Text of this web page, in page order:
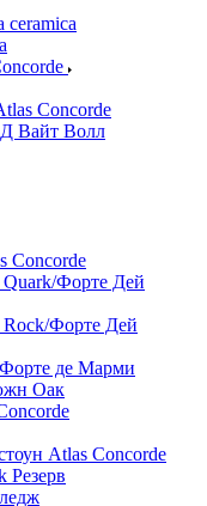
ceramica
Concorde
Вайт Волл
Concorde
Форте Дей
Форте Дей
де Марми
Оак
Atlas Concorde
Резepв